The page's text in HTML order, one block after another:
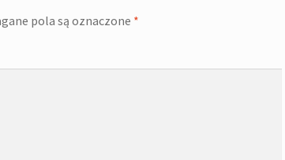
pola są oznaczone *